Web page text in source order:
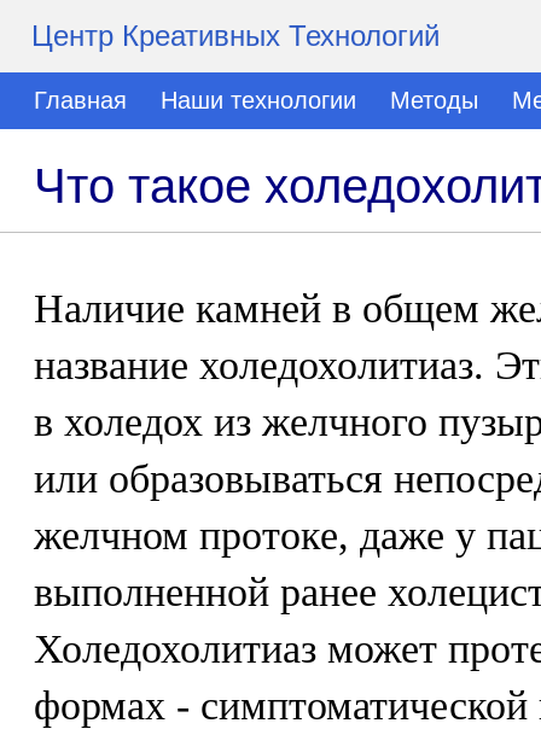
Центр Креативных Технологий
Главная Наши технологии Методы
Что такое
Наличие камней в общем
название холедохолитиаз.
в холедох из желчного
или образовываться
желчном протоке, даже у
выполненной ранее
Холедохолитиаз может
формах -